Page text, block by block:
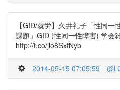
【GID/就労】久井礼子「性同一
課題」GID (性同一性障害) 学会
http://t.co/jlo8SxfNyb
2014-05-15 07:05:59